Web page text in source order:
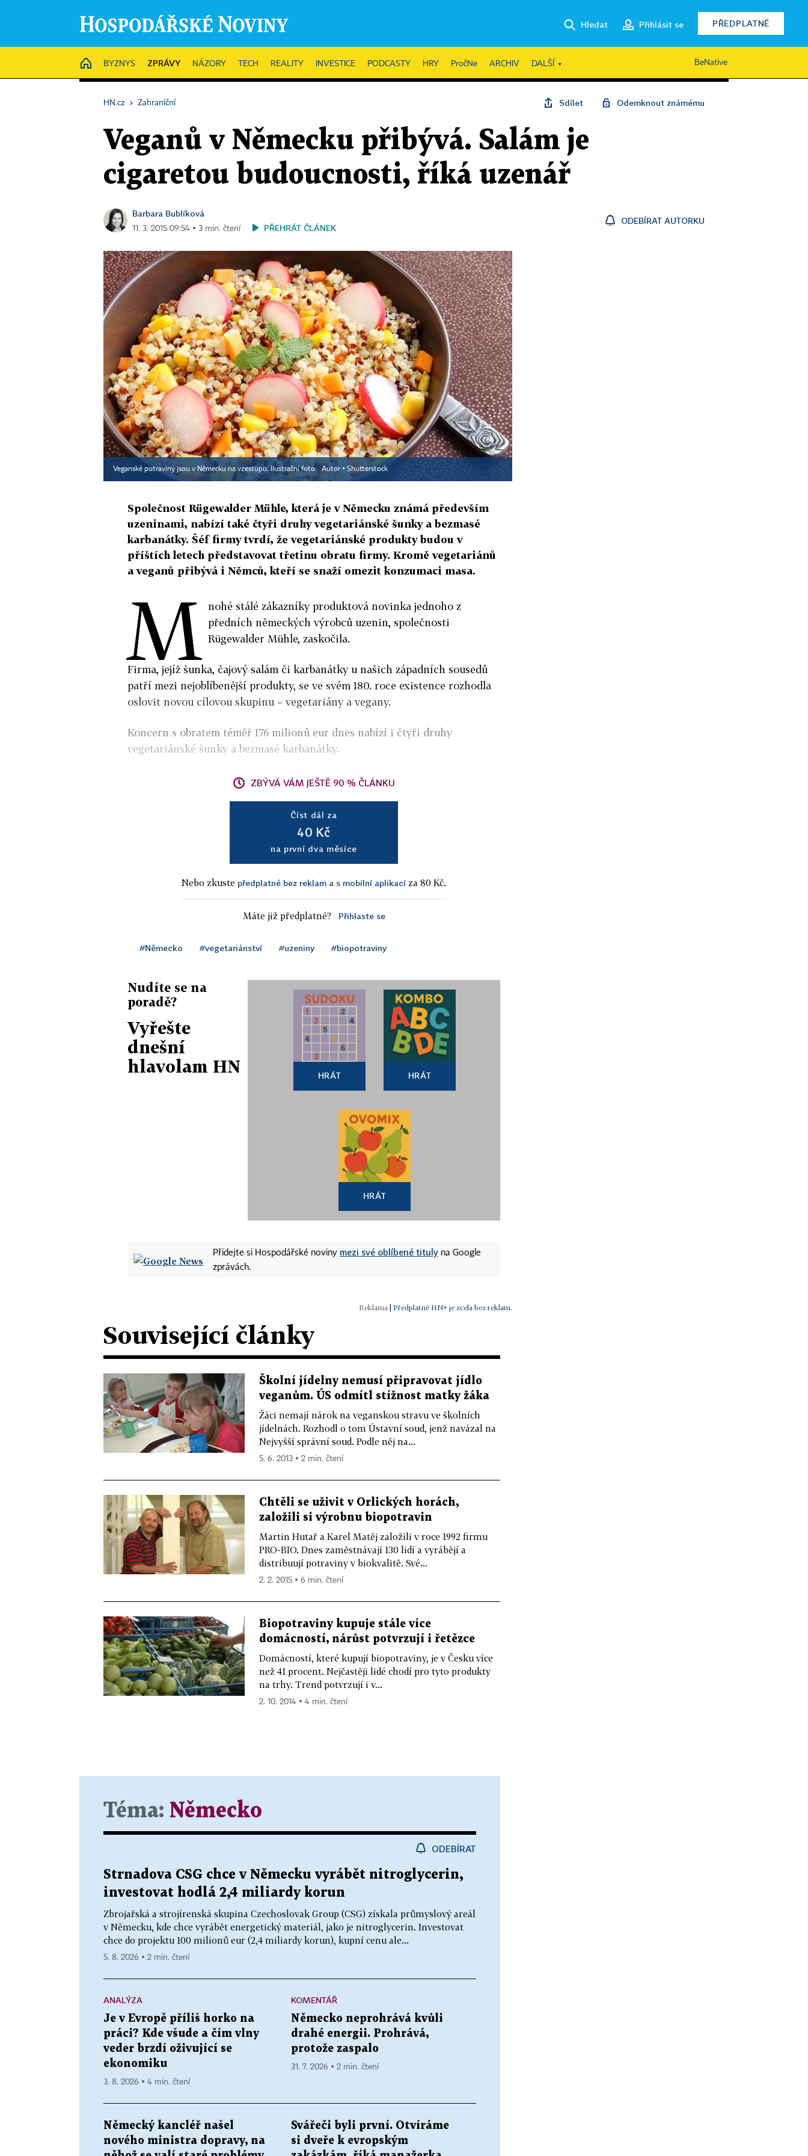
Hledat Přihlásit se PŘEDPLATNÉ
HOME
BYZNYS ZPRÁVY NÁZORY TECH REALITY INVESTICE PODCASTY HRY PročNe ARCHIV DALŠÍ BeNative
HN.cz › Zahraniční Sdílet Odemknout známému
Veganů v Německu přibývá. Salám je
cigaretou budoucnosti, říká uzenář
Barbara Bublíková
11. 3. 2015 09:54 ▪ 3 min. čtení PŘEHRÁT ČLÁNEK
ODEBÍRAT AUTORKU
Veganské potraviny jsou v Německu na vzestupu. Ilustrační foto Autor ▪ Shutterstock
Společnost Rügewalder Mühle, která je v Německu známá především
uzeninami, nabízí také čtyři druhy vegetariánské šunky a bezmasé
karbanátky. Šéf firmy tvrdí, že vegetariánské produkty budou v
příštích letech představovat třetinu obratu firmy. Kromě vegetariánů
a veganů přibývá i Němců, kteří se snaží omezit konzumaci masa.
M nohé stálé zákazníky produktová novinka jednoho z
předních německých výrobců uzenin, společnosti
Rügewalder Mühle, zaskočila.
Firma, jejíž šunka, čajový salám či karbanátky u našich západních sousedů
patří mezi nejoblíbenější produkty, se ve svém 180. roce existence rozhodla
oslovit novou cílovou skupinu – vegetariány a vegany.
Koncern s obratem téměř 176 milionů eur dnes nabízí i čtyři druhy
vegetariánské šunky a bezmasé karbanátky.
ZBÝVÁ VÁM JEŠTĚ 90 % ČLÁNKU
Číst dál za
40 Kč
na první dva měsíce
Nebo zkuste předplatné bez reklam a s mobilní aplikací za 80 Kč.
Máte již předplatné? Přihlaste se
#Německo #vegetariánství #uzeniny #biopotraviny
Nudíte se na
poradě?
Vyřešte
dnešní
hlavolam HN
HRÁT HRÁT
HRÁT
Přidejte si Hospodářské noviny mezi své oblíbené tituly na Google
zprávách.
| Předplatné HN+ je zcela bez reklam.
Související články
Školní jídelny nemusí připravovat jídlo
veganům. ÚS odmítl stížnost matky žáka
Žáci nemají nárok na veganskou stravu ve školních
jídelnách. Rozhodl o tom Ústavní soud, jenž navázal na
Nejvyšší správní soud. Podle něj na...
5. 6. 2013 ▪ 2 min. čtení
Chtěli se uživit v Orlických horách,
založili si výrobnu biopotravin
Martin Hutař a Karel Matěj založili v roce 1992 firmu
PRO-BIO. Dnes zaměstnávají 130 lidí a vyrábějí a
distribuují potraviny v biokvalitě. Své...
2. 2. 2015 ▪ 6 min. čtení
Biopotraviny kupuje stále více
domácností, nárůst potvrzují i řetězce
Domácností, které kupují biopotraviny, je v Česku více
než 41 procent. Nejčastěji lidé chodí pro tyto produkty
na trhy. Trend potvrzují i v...
2. 10. 2014 ▪ 4 min. čtení
Téma: Německo
ODEBÍRAT
Strnadova CSG chce v Německu vyrábět nitroglycerin,
investovat hodlá 2,4 miliardy korun
Zbrojařská a strojírenská skupina Czechoslovak Group (CSG) získala průmyslový areál
v Německu, kde chce vyrábět energetický materiál, jako je nitroglycerin. Investovat
chce do projektu 100 milionů eur (2,4 miliardy korun), kupní cenu ale...
5. 8. 2026 ▪ 2 min. čtení
ANALÝZA
Je v Evropě příliš horko na
práci? Kde všude a čím vlny
veder brzdí oživující se
ekonomiku
3. 8. 2026 ▪ 4 min. čtení
KOMENTÁŘ
Německo neprohrává kvůli
drahé energii. Prohrává,
protože zaspalo
31. 7. 2026 ▪ 2 min. čtení
Německý kancléř našel
nového ministra dopravy, na
Svářeči byli první. Otvíráme
si dveře k evropským